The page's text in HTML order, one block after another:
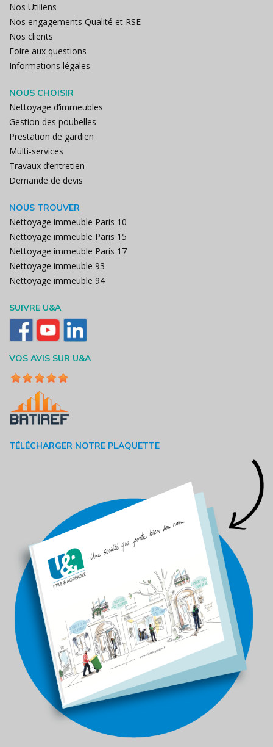
Nos Utiliens
Nos engagements Qualité et RSE
Nos clients
Foire aux questions
Informations légales
NOUS CHOISIR
Nettoyage d’immeubles
Gestion des poubelles
Prestation de gardien
Multi-services
Travaux d’entretien
Demande de devis
NOUS TROUVER
Nettoyage immeuble Paris 10
Nettoyage immeuble Paris 15
Nettoyage immeuble Paris 17
Nettoyage immeuble 93
Nettoyage immeuble 94
SUIVRE U&A
VOS AVIS SUR U&A
TÉLÉCHARGER NOTRE PLAQUETTE